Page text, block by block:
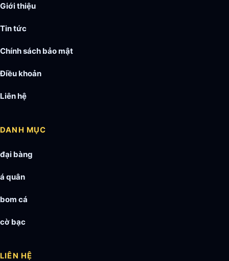
Giới thiệu
Tin tức
Chính sách bảo mật
Điều khoản
Liên hệ
DANH MỤC
đại bàng
á quân
bom cá
cờ bạc
LIÊN HỆ